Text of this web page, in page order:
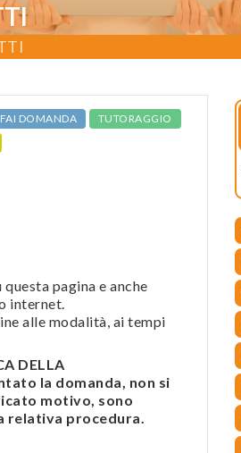
FAI DOMANDA
TUTORAGGIO
pagina e anche
internet.
alle modalità, ai tempi
DELLA
la domanda, non si
motivo, sono
relativa procedura.